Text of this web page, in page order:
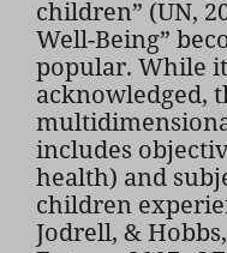
children” (UN,
Well-Being”
popular. While
acknowledged,
includes
health) and
children
Jodrell, &